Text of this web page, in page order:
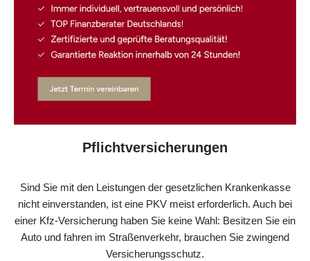
Pflichtversicherungen
Sind Sie mit den Leistungen der gesetzlichen Krankenkasse
nicht einverstanden, ist eine PKV meist erforderlich. Auch bei
einer Kfz-Versicherung haben Sie keine Wahl: Besitzen Sie ein
Auto und fahren im Straßenverkehr, brauchen Sie zwingend
Versicherungsschutz.